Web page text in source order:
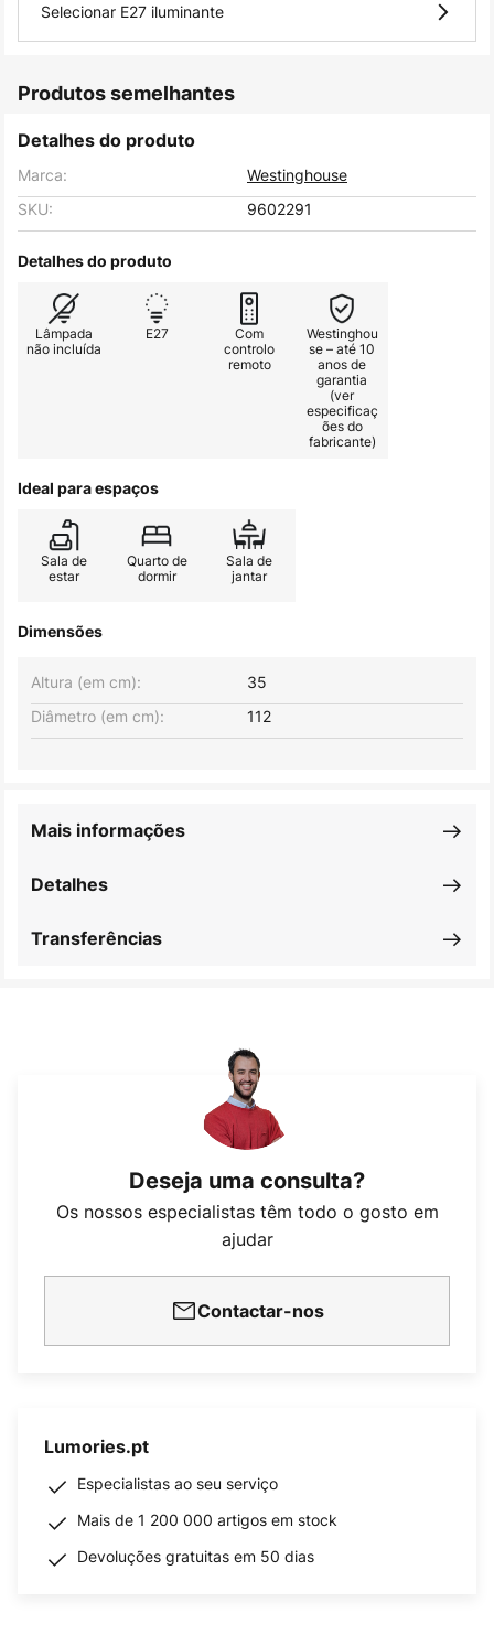
Selecionar E27 iluminante
Produtos semelhantes
Detalhes do produto
Marca:
Westinghouse
SKU:
9602291
Detalhes do produto
Lâmpada
não incluída
E27
Com
controlo
remoto
Westinghou
se – até 10
anos de
garantia
(ver
especificaç
ões do
fabricante)
Ideal para espaços
Sala de
estar
Quarto de
dormir
Sala de
jantar
Dimensões
Altura (em cm):
35
Diâmetro (em cm):
112
Detalhes
Mais informações
Transferências
Deseja uma consulta?
Os nossos especialistas têm todo o gosto em
ajudar
Contactar-nos
Lumories.pt
Especialistas ao seu serviço
Mais de 1 200 000 artigos em stock
Devoluções gratuitas em 50 dias